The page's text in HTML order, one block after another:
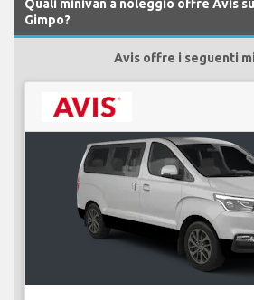
Quali minivan a noleggio offre Avis
Gimpo?
Avis offre i seguenti